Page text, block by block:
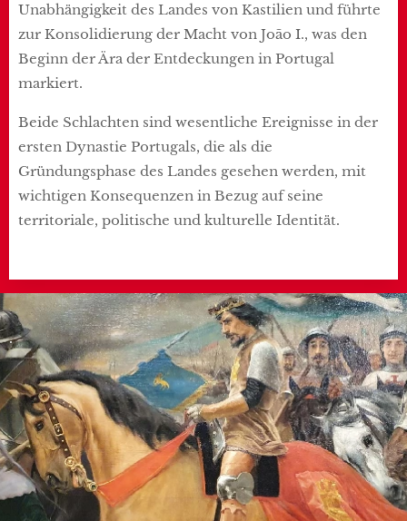
Unabhängigkeit des Landes von Kastilien und führte
zur Konsolidierung der Macht von João I., was den
Beginn der Ära der Entdeckungen in Portugal
markiert.
Beide Schlachten sind wesentliche Ereignisse in der
ersten Dynastie Portugals, die als die
Gründungsphase des Landes gesehen werden, mit
wichtigen Konsequenzen in Bezug auf seine
territoriale, politische und kulturelle Identität.
.